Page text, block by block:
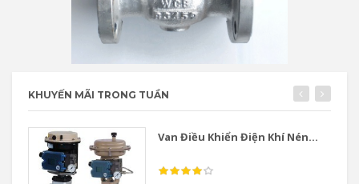
KHUYẾN MÃI TRONG TUẦN
Van Điều Khiển Điện Khí Nén...